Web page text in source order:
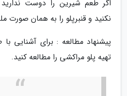
اگر طعم شیرین را دوست ندارید
نکنید و قنبرپلو را به همان صورت
پیشنهاد مطالعه : برای آشنایی
تهیه پلو مراکشی را مطالعه کنید.